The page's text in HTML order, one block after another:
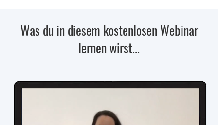
Was du in diesem kostenlosen Webinar
lernen wirst...